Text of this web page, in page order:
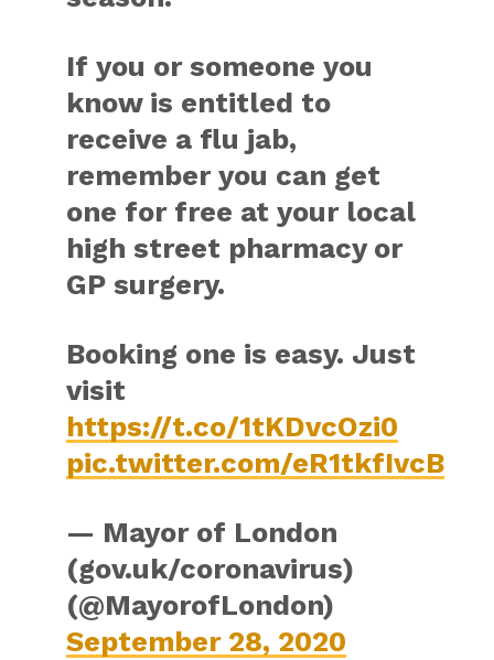
If you or someone you
know is entitled to
receive a flu jab,
remember you can get
one for free at your local
high street pharmacy or
GP surgery.
Booking one is easy. Just
visit
https://t.co/1tKDvcOzi0
pic.twitter.com/eR1tkfIvcB
— Mayor of London
(gov.uk/coronavirus)
(@MayorofLondon)
September 28, 2020